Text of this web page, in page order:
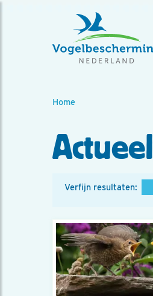
Home
Actueel
Verfijn resultaten: